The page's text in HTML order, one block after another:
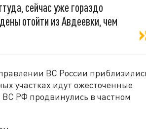
сейчас уже гораздо
отойти из Авдеевки, чем
ВС России
участках идут ожесточенные
РФ продвинулись в частном